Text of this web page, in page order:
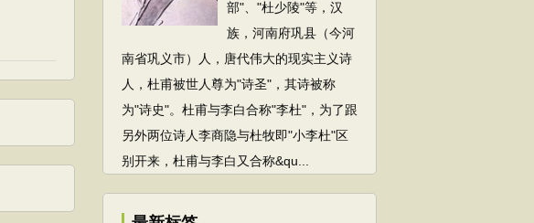
部"、"杜少陵"等，汉
族，河南府巩县（今河
南省巩义市）人，唐代伟大的现实主义诗
人，杜甫被世人尊为"诗圣"，其诗被称
为"诗史"。杜甫与李白合称"李杜"，为了跟
另外两位诗人李商隐与杜牧即"小李杜"区
别开来，杜甫与李白又合称&qu...